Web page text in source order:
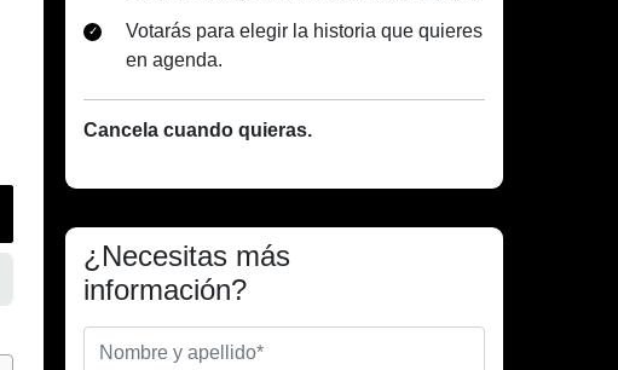
Votarás para elegir la historia que quieres
en agenda.
Cancela cuando quieras.
¿Necesitas más
información?